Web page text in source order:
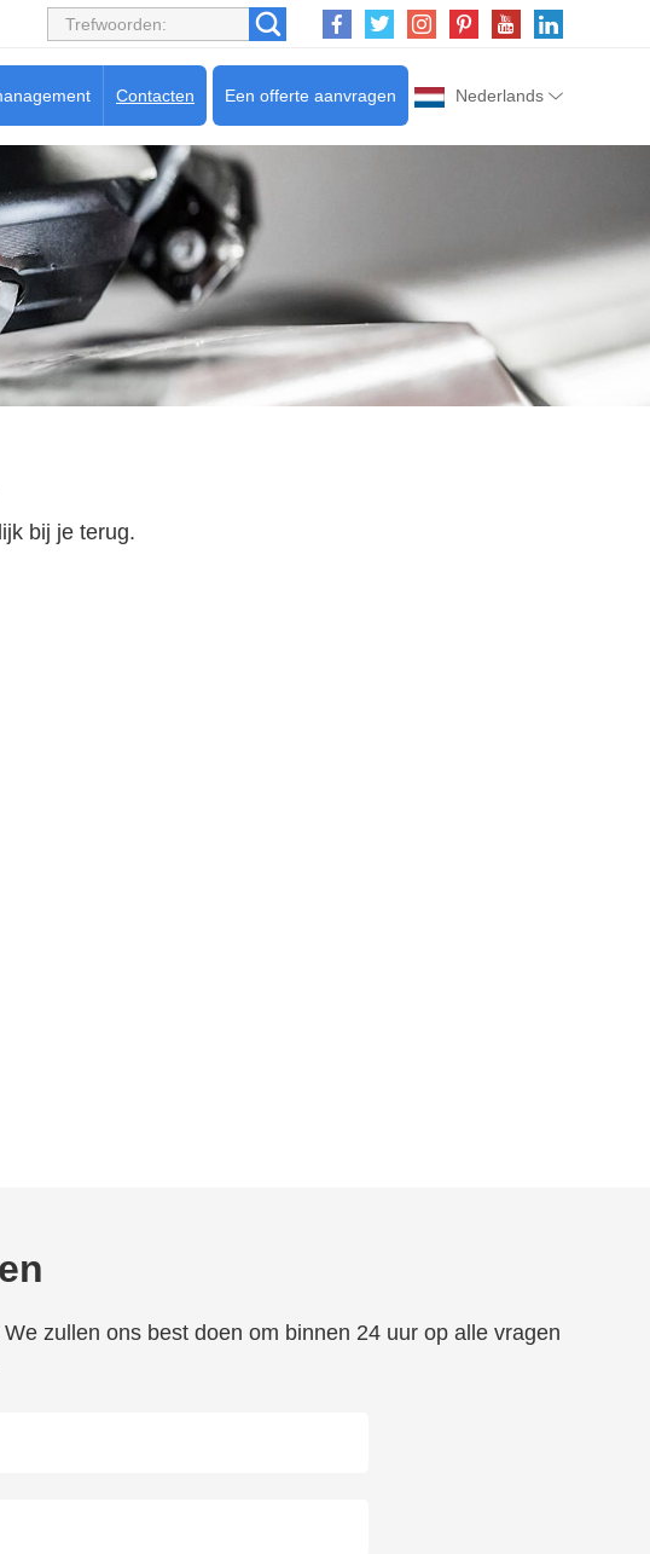
Nederlands
Een offerte aanvragen
Contacten
bij je terug.
zullen ons best doen om binnen 24 uur op alle vragen